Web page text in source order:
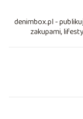
denimbox.pl -
zakupami,